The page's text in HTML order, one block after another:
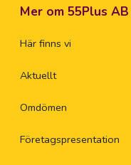
Mer om 55Plus AB
Här finns vi
Aktuellt
Omdömen
Företagspresentation